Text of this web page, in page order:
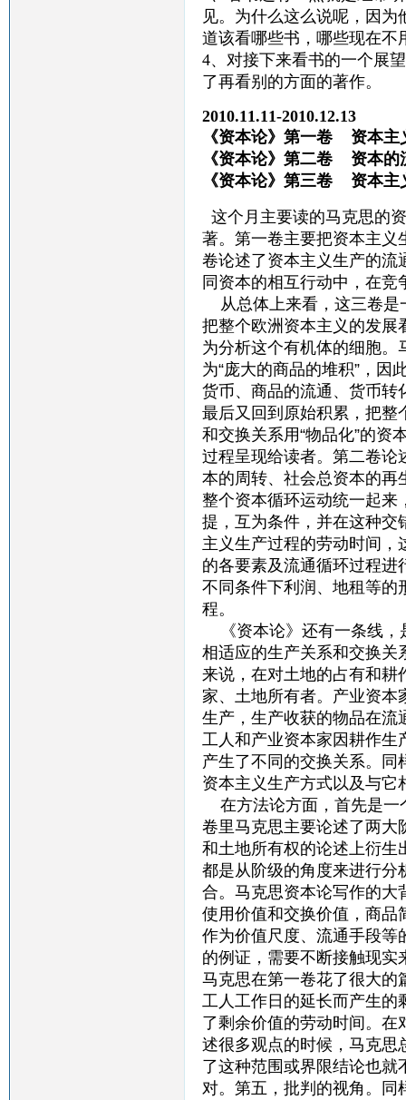
见。为什么这么说呢，因
道该看哪些书，哪些现在不
4、对接下来看书的一个展
了再看别的方面的著作。
2010.11.11-2010.12.13
《资本论》第一卷 资
《资本论》第二卷
《资本论》第三卷 资本
这个月主要读的马克思的
著。第一卷主要把资本主义
卷论述了资本主义生产的流
同资本的相互行动中，在
从总体上来看，这三卷是
把整个欧洲资本主义的发展
为分析这个有机体的细胞。
为“庞大的商品的堆积”，因
货币、商品的流通、货币转
最后又回到原始积累，把整
和交换关系用“物品化”的资
过程呈现给读者。第二卷论
本的周转、社会总资本的再
整个资本循环运动统一起来
提，互为条件，并在这种交
主义生产过程的劳动时间，
的各要素及流通循环过程进
不同条件下利润、地租等的
程。
《资本论》还有一条线，
相适应的生产关系和交换关
来说，在对土地的占有和
家、土地所有者。产业资本
生产，生产收获的物品在流
工人和产业资本家因耕作生
产生了不同的交换关系。同
资本主义生产方式以及与它
在方法论方面，首先是一
卷里马克思主要论述了两大
和土地所有权的论述上衍生
都是从阶级的角度来进行分
合。马克思资本论写作的大
使用价值和交换价值，商品
作为价值尺度、流通手段等
的例证，需要不断接触现实
马克思在第一卷花了很大的
工人工作日的延长而产生的
了剩余价值的劳动时间。在
述很多观点的时候，马克思
了这种范围或界限结论也就
对。第五，批判的视角。同